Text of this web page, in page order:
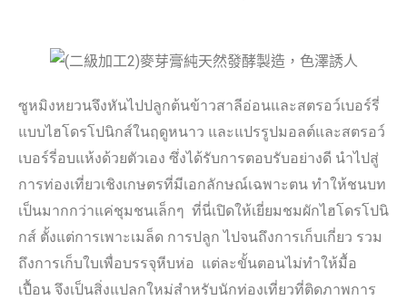
ซูหมิงหยวนจึงหันไปปลูกต้นข้าวสาลีอ่อนและสตรอว์เบอร์รี่
แบบไฮโดรโปนิกส์ในฤดูหนาว และแปรรูปมอลต์และสตรอว์
เบอร์รี่อบแห้งด้วยตัวเอง ซึ่งได้รับการตอบรับอย่างดี นำไปสู่
การท่องเที่ยวเชิงเกษตรที่มีเอกลักษณ์เฉพาะตน ทำให้ชนบท
เป็นมากกว่าแค่ชุมชนเล็กๆ ที่นี่เปิดให้เยี่ยมชมผักไฮโดรโปนิ
กส์ ตั้งแต่การเพาะเมล็ด การปลูก ไปจนถึงการเก็บเกี่ยว รวม
ถึงการเก็บใบเพื่อบรรจุหีบห่อ แต่ละขั้นตอนไม่ทำให้มื้อ
เปื้อน จึงเป็นสิ่งแปลกใหม่สำหรับนักท่องเที่ยวที่ติดภาพการ